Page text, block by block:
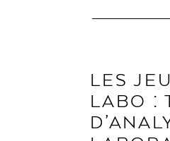
LES
LABO :